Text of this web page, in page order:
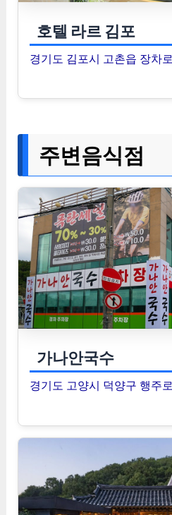
호텔 라르 김포
경기도 김포시 고촌읍 장차
주변음식점
가나안국수
경기도 고양시 덕양구 행주